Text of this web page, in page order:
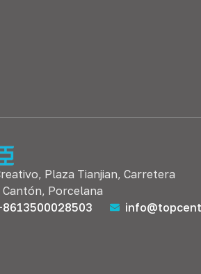
Plaza Tianjian, Carretera
Porcelana